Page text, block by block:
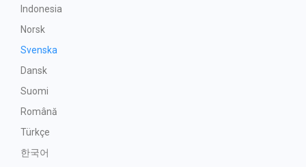
Indonesia
Norsk
Svenska
Dansk
Suomi
Română
Türkçe
한국어